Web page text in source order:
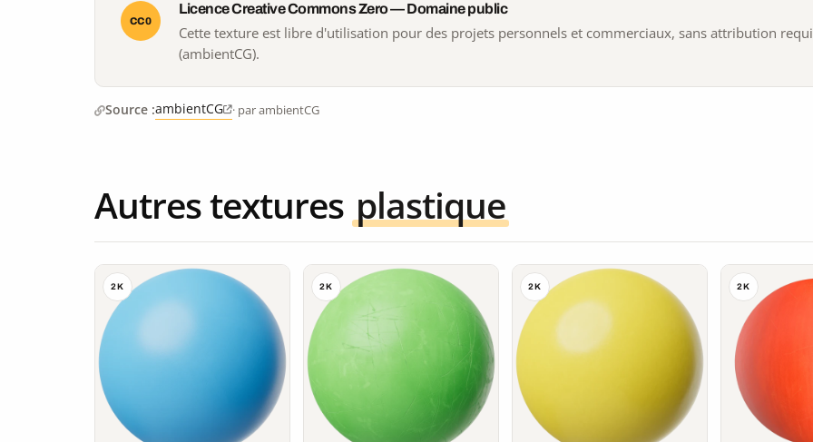
CC0
Licence Creative Commons Zero — Domaine public
Cette texture est libre d'utilisation pour des projets personnels et commerciaux, sans attribution
(ambientCG).
Source :ambientCG · par ambientCG
Autres textures plastique
2K 2K 2K 2K